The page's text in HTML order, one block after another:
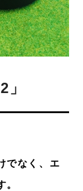
でなく、エ
。